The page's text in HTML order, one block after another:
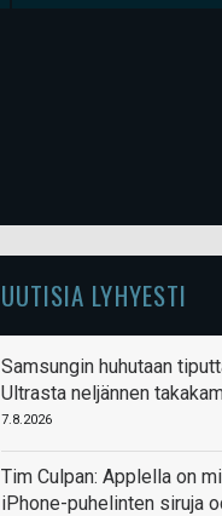
UUTISIA LYHYESTI
Samsungin huhutaan
Ultrasta neljännen
7.8.2026
Tim Culpan: Applella on
iPhone-puhelinten siruja